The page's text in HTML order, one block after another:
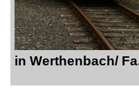
in Werthenbach/